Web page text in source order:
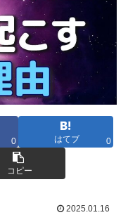
0 はてブ 0
コピー
2025.01.16